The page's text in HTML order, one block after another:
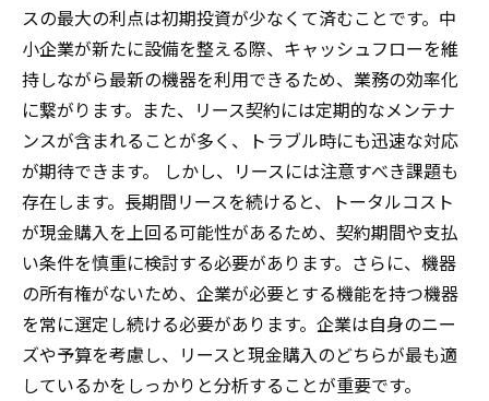
スの最大の利点は初期投資が少なくて済むことです。中
小企業が新たに設備を整える際、キャッシュフローを維
持しながら最新の機器を利用できるため、業務の効率化
に繋がります。また、リース契約には定期的なメンテナ
ンスが含まれることが多く、トラブル時にも迅速な対応
が期待できます。 しかし、リースには注意すべき課題も
存在します。長期間リースを続けると、トータルコスト
が現金購入を上回る可能性があるため、契約期間や支払
い条件を慎重に検討する必要があります。さらに、機器
の所有権がないため、企業が必要とする機能を持つ機器
を常に選定し続ける必要があります。企業は自身のニー
ズや予算を考慮し、リースと現金購入のどちらが最も適
しているかをしっかりと分析することが重要です。